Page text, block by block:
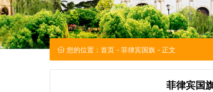
您的位置： 首页 - 菲律宾国旗 - 正文
菲律宾国